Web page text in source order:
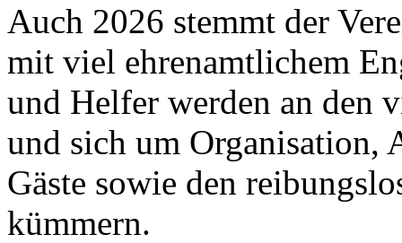
Auch 2026 stemmt der
mit viel ehrenamtlichem
und Helfer werden an den
und sich um Organisation,
Gäste sowie den
kümmern.